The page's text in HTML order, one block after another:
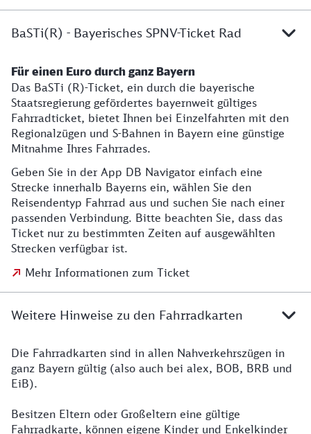
BaSTi(R) - Bayerisches SPNV-Ticket Rad
Für einen Euro durch ganz Bayern
Das BaSTi (R)-Ticket, ein durch die bayerische
Staatsregierung gefördertes bayernweit gültiges
Fahrradticket, bietet Ihnen bei Einzelfahrten mit den
Regionalzügen und S-Bahnen in Bayern eine günstige
Mitnahme Ihres Fahrrades.
Geben Sie in der App DB Navigator einfach eine
Strecke innerhalb Bayerns ein, wählen Sie den
Reisendentyp Fahrrad aus und suchen Sie nach einer
passenden Verbindung. Bitte beachten Sie, dass das
Ticket nur zu bestimmten Zeiten auf ausgewählten
Strecken verfügbar ist.
Mehr Informationen zum Ticket
Weitere Hinweise zu den Fahrradkarten
Die Fahrradkarten sind in allen Nahverkehrszügen in
ganz Bayern gültig (also auch bei alex, BOB, BRB und
EiB).
Besitzen Eltern oder Großeltern eine gültige
Fahrradkarte, können eigene Kinder und Enkelkinder